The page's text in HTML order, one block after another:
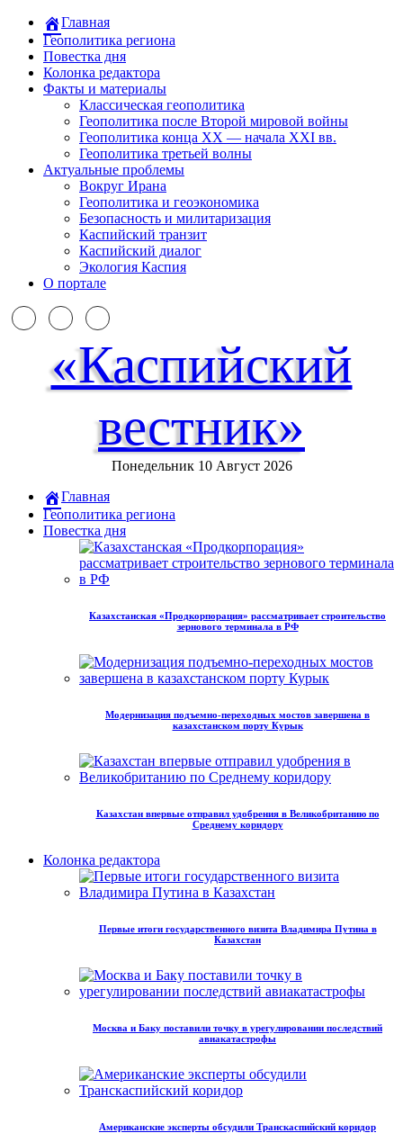
Главная
Геополитика региона
Повестка дня
Колонка редактора
Факты и материалы
Классическая геополитика
Геополитика после Второй мировой войны
Геополитика конца XX — начала XXI вв.
Геополитика третьей волны
Актуальные проблемы
Вокруг Ирана
Геополитика и геоэкономика
Безопасность и милитаризация
Каспийский транзит
Каспийский диалог
Экология Каспия
О портале
«Каспийский
вестник»
Понедельник 10 Август 2026
Главная
Геополитика региона
Повестка дня
Казахстанская «Продкорпорация» рассматривает строительство
зернового терминала в РФ
Модернизация подъемно-переходных мостов завершена в
казахстанском порту Курык
Казахстан впервые отправил удобрения в Великобританию по
Среднему коридору
Колонка редактора
Первые итоги государственного визита Владимира Путина в
Казахстан
Москва и Баку поставили точку в урегулировании последствий
авиакатастрофы
Американские эксперты обсудили Транскаспийский коридор